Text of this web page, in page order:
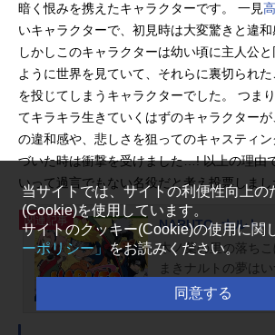
暗く恨みを携えたキャラクターです。 一見
いキャラクターで、初見時は大変驚きと違和
しかしこのキャラクターは幼い頃に主人公
ように世界を見ていて、それらに裏切られ
を投じてしまうキャラクターでした。 つま
てキラキラ生きていくはずのキャラクター
の違和感や、悲しさを狙ってのキャスティ
づいた時は衝撃を受けました…! 以上の理由
いって過言でもない名役だと考え投票しまし
関連記事
NARUTO -ナルト-
木ノ葉の里の落ち
まきナルトの夢は
者「火影」の名を
身に封印された尾
当サイトでは、サイトの利便性向上の
(Cookie)を使用しています。
サイトのクッキー(Cookie)の使用に関
ーポリシー」をお読みください。
同意する